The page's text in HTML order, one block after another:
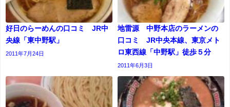
好日のらーめんの口コミ JR中
央線「東中野駅」
2011年7月24日
地雷源 中野本店のラーメンの
口コミ JR中央本線、東京メト
ロ東西線「中野駅」徒歩５分
2011年6月3日